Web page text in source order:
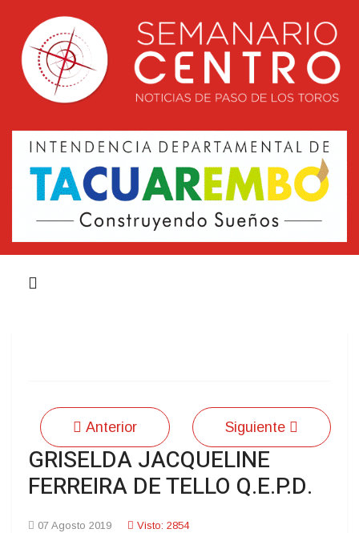
Anterior Siguiente
GRISELDA JACQUELINE
FERREIRA DE TELLO Q.E.P.D.
07 Agosto 2019 Visto: 2854